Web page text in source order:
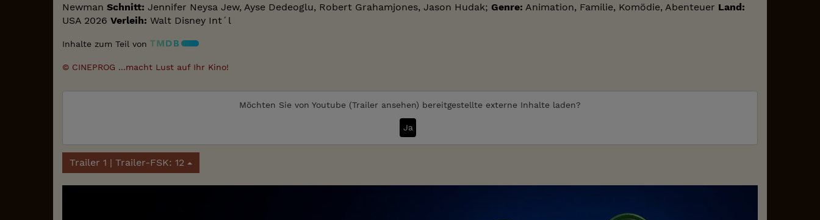
Newman Schnitt: Jennifer Neysa Jew, Ayse Dedeoglu, Robert Grahamjones, Jason Hudak; Genre: Animation, Familie, Komödie, Abenteuer Land:
USA 2026 Verleih: Walt Disney Int´l
Inhalte zum Teil von
© CINEPROG ...macht Lust auf Ihr Kino!
Möchten Sie von Youtube (Trailer ansehen) bereitgestellte externe Inhalte laden?
Ja
Trailer 1 | Trailer-FSK: 12